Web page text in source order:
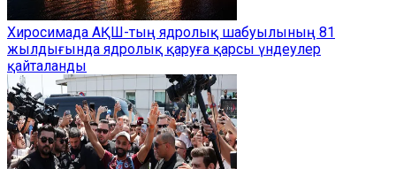
Хиросимада АҚШ-тың ядролық шабуылының 81
жылдығында ядролық қаруға қарсы үндеулер
қайталанды